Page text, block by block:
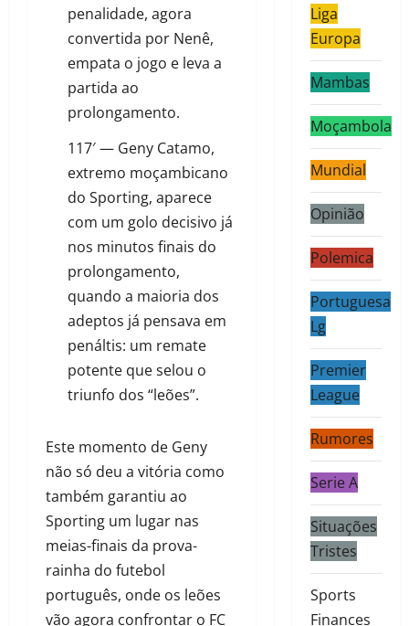
penalidade, agora
convertida por Nenê,
empata o jogo e leva a
partida ao
prolongamento.
117′ — Geny Catamo,
extremo moçambicano
do Sporting, aparece
com um golo decisivo já
nos minutos finais do
prolongamento,
quando a maioria dos
adeptos já pensava em
penáltis: um remate
potente que selou o
triunfo dos “leões”.
Este momento de Geny
não só deu a vitória como
também garantiu ao
Sporting um lugar nas
meias-finais da prova-
rainha do futebol
português, onde os leões
vão agora confrontar o FC
Liga
Europa
Mambas
Moçambola
Mundial
Opinião
Polemica
Portuguesa
Lg
Premier
League
Rumores
Serie A
Situações
Tristes
Sports
Finances